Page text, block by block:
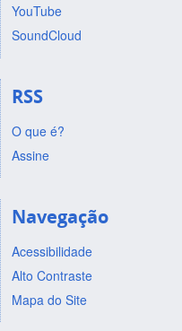
YouTube
SoundCloud
RSS
O que é?
Assine
Navegação
Acessibilidade
Alto Contraste
Mapa do Site